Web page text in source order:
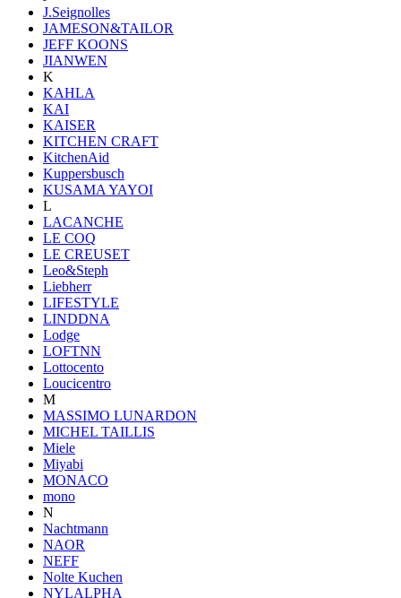
J.Seignolles
JAMESON&TAILOR
JEFF KOONS
JIANWEN
K
KAHLA
KAI
KAISER
KITCHEN CRAFT
KitchenAid
Kuppersbusch
KUSAMA YAYOI
L
LACANCHE
LE COQ
LE CREUSET
Leo&Steph
Liebherr
LIFESTYLE
LINDDNA
Lodge
LOFTNN
Lottocento
Loucicentro
M
MASSIMO LUNARDON
MICHEL TAILLIS
Miele
Miyabi
MONACO
mono
N
Nachtmann
NAOR
NEFF
Nolte Kuchen
NYLALPHA